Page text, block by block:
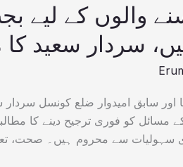
والوں کے لیے
سردار سعید کا
سابق امیدوار ضلع کونسل سردار
کو فوری ترجیح دینے کا
سہولیات سے محروم ہیں۔ صحت،